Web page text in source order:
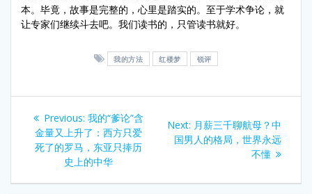
本。毕竟，故事是完整的，心里是踏实的。至于学术争论，就
让专家们继续斗去吧。我们读书的，只管读书就好。
我的方法 红楼梦 锐评
Post
navigation
Previous: Previous
post:
我的“爹论”含
金量又上升了：西方只爱
死了的罗马，东亚只捧历
史上的中华
Next: Next
post:
月薪三千聊航母？中
国男人的格局，世界永远
不懂